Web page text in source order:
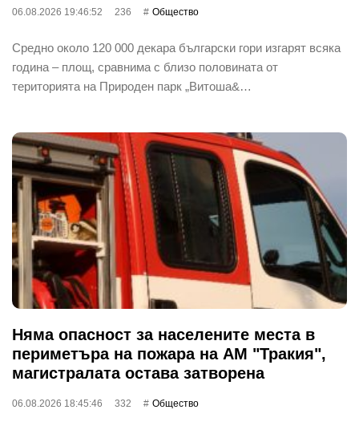
06.08.2026 19:46:52 236 Общество
Средно около 120 000 декара български гори изгарят всяка
година – площ, сравнима с близо половината от
територията на Природен парк „Витоша&…
Няма опасност за населените места в
периметъра на пожара на АМ "Тракия",
магистралата остава затворена
06.08.2026 18:45:46 332 Общество